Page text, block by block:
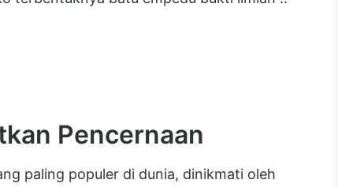
Pencernaan
paling populer di dunia, dinikmati oleh